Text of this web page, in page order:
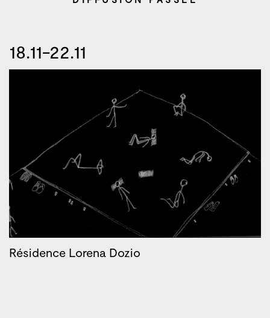
18.11-22.11
Résidence Lorena Dozio